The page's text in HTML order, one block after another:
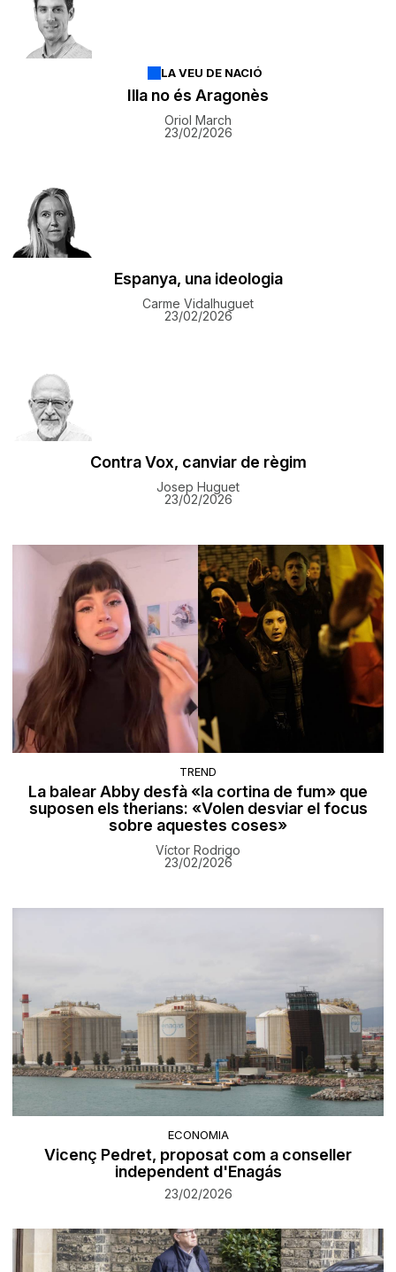
LA VEU DE NACIÓ
Illa no és Aragonès
Oriol March
23/02/2026
Espanya, una ideologia
Carme Vidalhuguet
23/02/2026
Contra Vox, canviar de règim
Josep Huguet
23/02/2026
TREND
La balear Abby desfà «la cortina de fum» que
suposen els therians: «Volen desviar el focus
sobre aquestes coses»
Víctor Rodrigo
23/02/2026
ECONOMIA
Vicenç Pedret, proposat com a conseller
independent d'Enagás
23/02/2026